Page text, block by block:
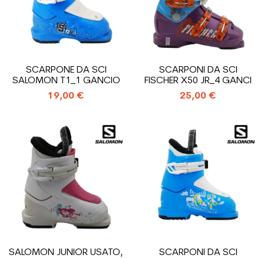
SCARPONE DA SCI
SALOMON T1_1 GANCIO
19,00 €
SCARPONI DA SCI
FISCHER X50 JR_4 GANCI
25,00 €
SALOMON JUNIOR USATO,
SCARPONI DA SCI